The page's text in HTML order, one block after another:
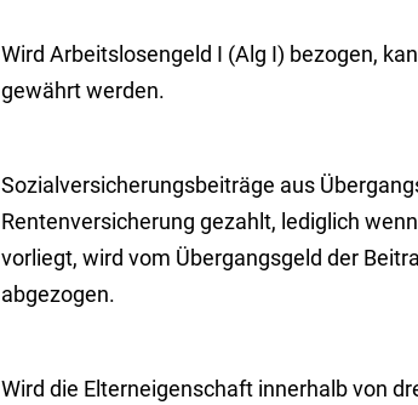
Wird Arbeitslosengeld I (Alg I) bezogen,
gewährt werden.
Sozialversicherungsbeiträge aus
Rentenversicherung gezahlt, lediglich
vorliegt, wird vom Übergangsgeld der
abgezogen.
Wird die Elterneigenschaft innerhalb von